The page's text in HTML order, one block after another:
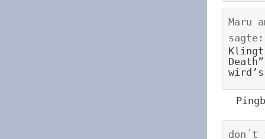
Maru
sagte:
Klingt
don´t